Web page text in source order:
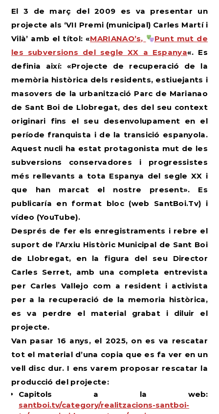
El 3 de març del 2009 es va presentar un
projecte als ‘VII Premi (municipal) Carles Martí i
Vilà’ amb el títol: «MARIANAO’s,
Punt mut de
les subversions del segle XX a Espanya«. Es
definia així: «Projecte de recuperació de la
memòria històrica dels residents, estiuejants i
masovers de la urbanització Parc de Marianao
de Sant Boi de Llobregat, des del seu context
originari fins el seu desenvolupament en el
període franquista i de la transició espanyola.
Aquest nucli ha estat protagonista mut de les
subversions conservadores i progressistes
més rellevants a tota Espanya del segle XX i
que han marcat el nostre present». Es
publicaría en format bloc (web SantBoi.Tv) i
vídeo (YouTube).
Després de fer els enregistraments i rebre el
suport de l’Arxiu Històric Municipal de Sant Boi
de Llobregat, en la figura del seu Director
Carles Serret, amb una completa entrevista
per Carles Vallejo com a resident i activista
per a la recuperació de la memoria històrica,
es va perdre el material grabat i diluir el
projecte.
Van pasar 16 anys, el 2025, on es va rescatar
tot el material d’una copia que es fa ver en un
vell disc dur. I ens varem proposar rescatar la
producció del projecte:
Capitols a la web:
santboi.tv/category/realitzacions-santboi-